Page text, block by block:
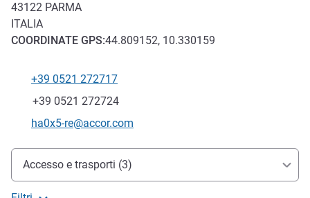
43122 PARMA
ITALIA
COORDINATE GPS:44.809152, 10.330159
Telefono
+39 0521 272717
Fax
+39 0521 272724
E-mail di contatto
ha0x5-re@accor.com
Accesso e trasporti
Accesso e trasporti (3)